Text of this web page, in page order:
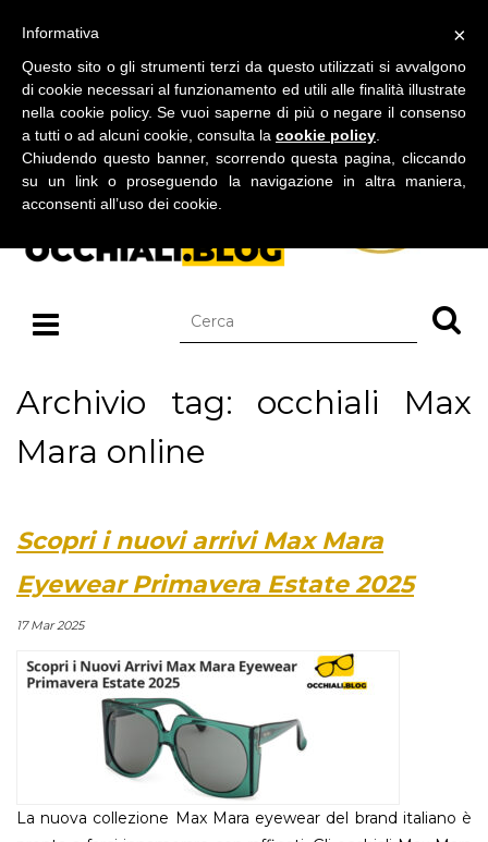
BLOG SU OCCHIALI DA SOLE E OCCHIALI DA VISTA
Archivio tag: occhiali Max
Mara online
Scopri i nuovi arrivi Max Mara
Eyewear Primavera Estate 2025
17 Mar 2025
La nuova collezione Max Mara eyewear del brand italiano è
×
Informativa
Questo sito o gli strumenti terzi da questo utilizzati si avvalgono
di cookie necessari al funzionamento ed utili alle finalità illustrate
nella cookie policy. Se vuoi saperne di più o negare il consenso
a tutti o ad alcuni cookie, consulta la cookie policy
Chiudendo questo banner, scorrendo questa pagina, cliccando
su un link o proseguendo la navigazione in altra maniera,
acconsenti all’uso dei cookie.